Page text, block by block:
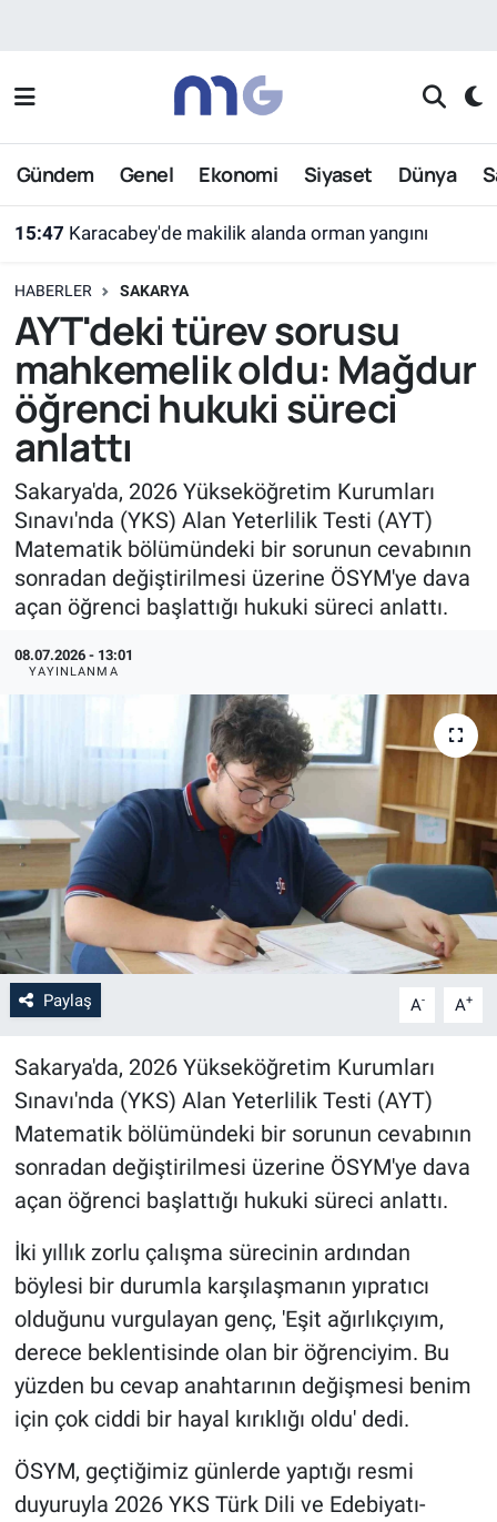
Gündem Genel Ekonomi Siyaset Dünya
15:47 Karacabey'de makilik alanda orman yangını
HABERLER SAKARYA
AYT'deki türev sorusu
mahkemelik oldu: Mağdur
öğrenci hukuki süreci
anlattı
Sakarya'da, 2026 Yükseköğretim Kurumları
Sınavı'nda (YKS) Alan Yeterlilik Testi (AYT)
Matematik bölümündeki bir sorunun cevabının
sonradan değiştirilmesi üzerine ÖSYM'ye dava
açan öğrenci başlattığı hukuki süreci anlattı.
08.07.2026 - 13:01
YAYINLANMA
Paylaş A- A+
Sakarya'da, 2026 Yükseköğretim Kurumları
Sınavı'nda (YKS) Alan Yeterlilik Testi (AYT)
Matematik bölümündeki bir sorunun cevabının
sonradan değiştirilmesi üzerine ÖSYM'ye dava
açan öğrenci başlattığı hukuki süreci anlattı.
İki yıllık zorlu çalışma sürecinin ardından
böylesi bir durumla karşılaşmanın yıpratıcı
olduğunu vurgulayan genç, 'Eşit ağırlıkçıyım,
derece beklentisinde olan bir öğrenciyim. Bu
yüzden bu cevap anahtarının değişmesi benim
için çok ciddi bir hayal kırıklığı oldu' dedi.
ÖSYM, geçtiğimiz günlerde yaptığı resmi
duyuruyla 2026 YKS Türk Dili ve Edebiyatı-
Nöbetçi Eczaneler
Hava Durumu
Süper Lig Puan Durumu ve Fikstür
Tüm Manşetler
Son Dakika Haberleri
Haber Arşivi